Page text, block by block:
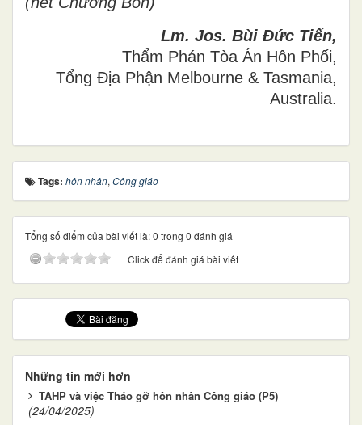
Lm. Jos. Bùi Đức Tiến,
Thẩm Phán Tòa Án Hôn Phối,
Tổng Địa Phận Melbourne & Tasmania,
Australia.
Tags: hôn nhân, Công giáo
Tổng số điểm của bài viết là: 0 trong 0 đánh giá
Click để đánh giá bài viết
Những tin mới hơn
TAHP và việc Tháo gỡ hôn nhân Công giáo (P5)
(24/04/2025)